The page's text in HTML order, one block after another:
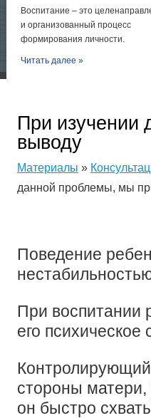
Воспитание – это
и организованный процесс
формирования личности.
Читать далее »
При
выводу
Материалы »
данной проблемы, мы
Поведение
При воспитании
его психическое
Контролирующий
стороны
он быстро